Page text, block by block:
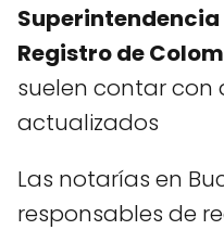
Registro de
suelen contar con
actualizados
Las notarías en
responsables de